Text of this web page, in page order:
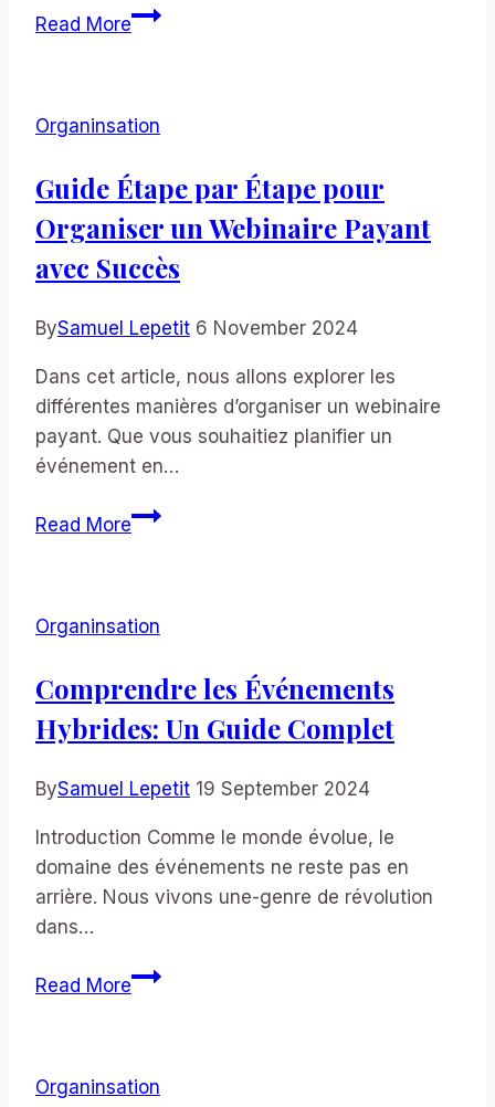
Read MoreComment
dans
Secteur
Événementiel
Guide
Organinsation
Guide Étape par Étape pour
Organiser un Webinaire Payant
avec Succès
BySamuel Lepetit 6 November 2024
Dans cet article, nous allons explorer les
différentes manières d’organiser un webinaire
payant. Que vous souhaitiez planifier un
événement en…
Read MoreGuide
pour
un
Webinaire
avec
Organinsation
Comprendre les Événements
Hybrides: Un Guide Complet
BySamuel Lepetit 19 September 2024
Introduction Comme le monde évolue, le
domaine des événements ne reste pas en
arrière. Nous vivons une-genre de révolution
dans…
Read MoreComprendre
Un
Organinsation